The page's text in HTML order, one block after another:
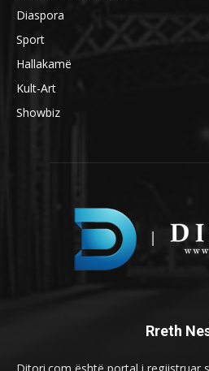
Diaspora
Sport
Hallakamë
Kult-Art
Showbiz
Rreth